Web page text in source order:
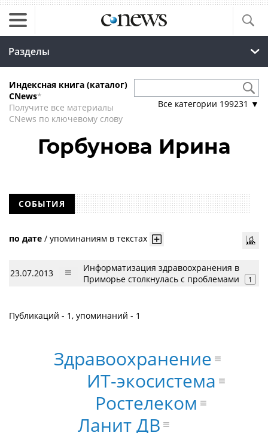
Разделы
Индексная книга (каталог)
CNews*
Получите все материалы
CNews по ключевому слову
Все категории 199231 ▼
Горбунова Ирина
СОБЫТИЯ
по дате / упоминаниям в текстах
23.07.2013
Информатизация здравоохранения в
Приморье столкнулась с проблемами
1
Публикаций - 1, упоминаний - 1
Ланит ДВ
Ростелеком
ИТ-экосистема
Здравоохранение